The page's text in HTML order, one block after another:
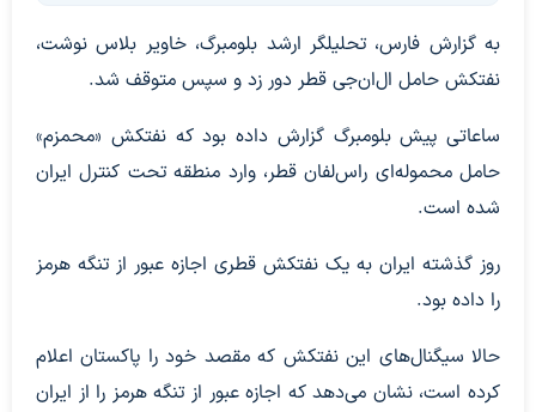
به گزارش فارس، تحلیلگر ارشد بلومبرگ، خاویر بلاس نوشت،
نفتکش حامل ال‌ان‌جی قطر دور زد و سپس متوقف شد.
ساعاتی پیش بلومبرگ گزارش داده بود که نفتکش «محمزم»
حامل محموله‌ای راس‌لفان قطر، وارد منطقه تحت کنترل ایران
شده است.
روز گذشته ایران به یک نفتکش قطری اجازه عبور از تنگه هرمز
را داده بود.
حالا سیگنال‌های این نفتکش که مقصد خود را پاکستان اعلام
کرده است، نشان می‌دهد که اجازه عبور از تنگه هرمز را از ایران